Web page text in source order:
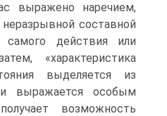
выражено наречием,
составной
действия или
«характеристика
выделяется из
и выражается особым
возможность